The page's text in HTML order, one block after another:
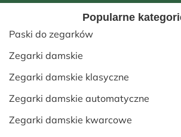
Popularne
Paski do zegarków
Zegarki damskie
Zegarki damskie klasyczne
Zegarki damskie automatyczne
Zegarki damskie kwarcowe